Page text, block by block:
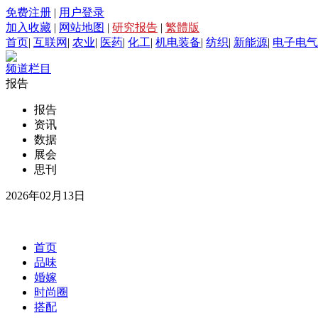
免费注册 | 用户登录
加入收藏 | 网站地图 | 研究报告 | 繁體版
首页| 互联网 | 农业| 医药| 化工| 机电装备| 纺织| 新能源| 电子电气
频道栏目
报告
报告
资讯
数据
展会
思刊
2026年02月13日
首页
品味
婚嫁
时尚圈
搭配